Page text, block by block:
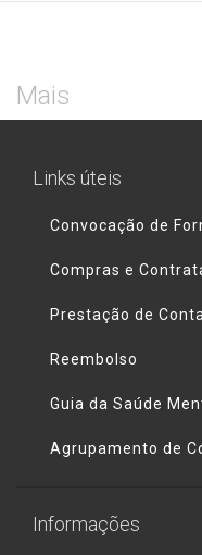
Mais
Links úteis
Convocação de
Compras e
Prestação de
Reembolso
Guia da Saúde
Agrupamento de
Informações